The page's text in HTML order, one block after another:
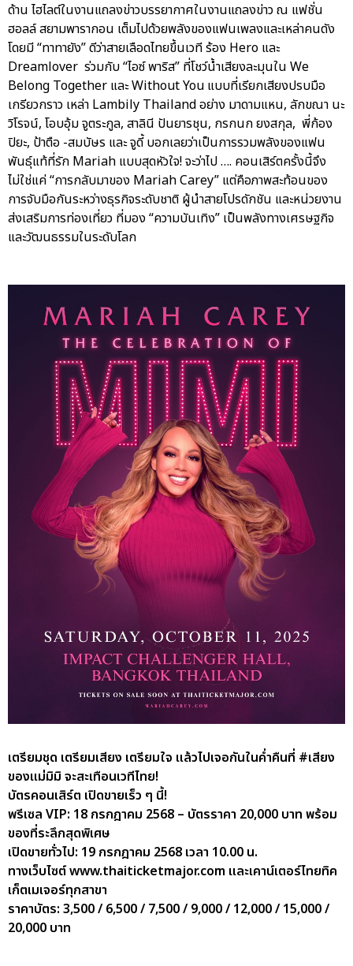
ด้าน ไฮไลต์ในงานแถลงข่าวบรรยากาศในงานแถลงข่าว ณ แฟชั่น
ฮอลล์ สยามพารากอน เต็มไปด้วยพลังของแฟนเพลงและเหล่าคนดัง
โดยมี “ทาทายัง” ดีว่าสายเลือดไทยขึ้นเวที ร้อง Hero และ
Dreamlover ร่วมกับ “ไอซ์ พาริส” ที่โชว์น้ำเสียงละมุนใน We
Belong Together และ Without You แบบที่เรียกเสียงปรบมือ
เกรียวกราว เหล่า Lambily Thailand อย่าง มาดามแหน, ลักขณา นะ
วิโรจน์, โอบอุ้ม จูตระกูล, สาลินี ปันยารชุน, กรกนก ยงสกุล, พี่ก้อง
ปิยะ, ป้าตือ -สมบัษร และ จูดี้ บอกเลยว่าเป็นการรวมพลังของแฟน
พันธุ์แท้ที่รัก Mariah แบบสุดหัวใจ! จะว่าไป …. คอนเสิร์ตครั้งนี้จึง
ไม่ใช่แค่ “การกลับมาของ Mariah Carey” แต่คือภาพสะท้อนของ
การจับมือกันระหว่างธุรกิจระดับชาติ ผู้นำสายโปรดักชัน และหน่วยงาน
ส่งเสริมการท่องเที่ยว ที่มอง “ความบันเทิง” เป็นพลังทางเศรษฐกิจ
และวัฒนธรรมในระดับโลก
เตรียมชุด เตรียมเสียง เตรียมใจ แล้วไปเจอกันในค่ำคืนที่ #เสียง
ของแม่มิมิ จะสะเทือนเวทีไทย!
บัตรคอนเสิร์ต เปิดขายเร็ว ๆ นี้!
พรีเซล VIP: 18 กรกฎาคม 2568 – บัตรราคา 20,000 บาท พร้อม
ของที่ระลึกสุดพิเศษ
เปิดขายทั่วไป: 19 กรกฎาคม 2568 เวลา 10.00 น.
ทางเว็บไซต์ www.thaiticketmajor.com และเคาน์เตอร์ไทยทิค
เก็ตเมเจอร์ทุกสาขา
ราคาบัตร: 3,500 / 6,500 / 7,500 / 9,000 / 12,000 / 15,000 /
20,000 บาท